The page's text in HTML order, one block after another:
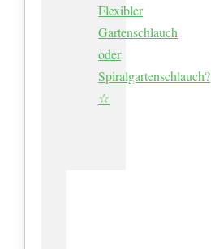
Flexibler
Gartenschlauch
oder
Spiralgartenschlauch?
☆